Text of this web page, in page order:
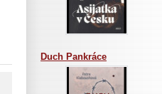
Duch Pankráce